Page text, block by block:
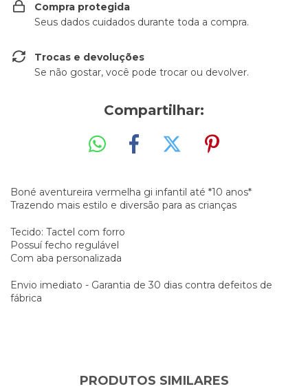
Compra protegida
Seus dados cuidados durante toda a compra.
Trocas e devoluções
Se não gostar, você pode trocar ou devolver.
Compartilhar:
Boné aventureira vermelha gi infantil até *10 anos*
Trazendo mais estilo e diversão para as crianças
Tecido: Tactel com forro
Possuí fecho regulável
Com aba personalizada
Envio imediato - Garantia de 30 dias contra defeitos de
fábrica
PRODUTOS SIMILARES